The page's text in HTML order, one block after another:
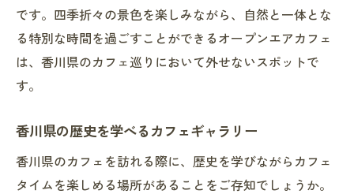
です。四季折々の景色を楽しみながら、自然と一体とな
る特別な時間を過ごすことができるオープンエアカフェ
は、香川県のカフェ巡りにおいて外せないスポットで
す。
香川県の歴史を学べるカフェギャラリー
香川県のカフェを訪れる際に、歴史を学びながらカフェ
タイムを楽しめる場所があることをご存知でしょうか。